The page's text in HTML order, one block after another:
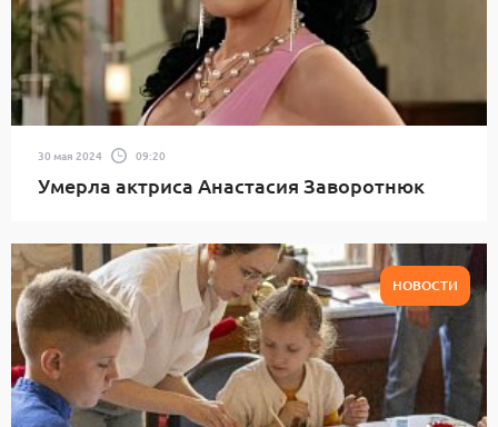
30 мая 2024 09:20
Умерла актриса Анастасия Заворотнюк
НОВОСТИ